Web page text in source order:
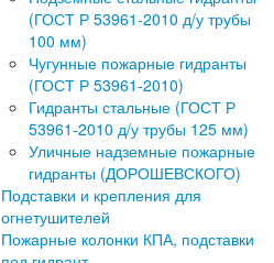
(ГОСТ Р 53961-2010 д/у трубы
100 мм)
Чугунные пожарные гидранты
(ГОСТ Р 53961-2010)
Гидранты стальные (ГОСТ Р
53961-2010 д/у трубы 125 мм)
Уличные надземные пожарные
гидранты (ДОРОШЕВСКОГО)
Подставки и крепления для
огнетушителей
Пожарные колонки КПА, подставки